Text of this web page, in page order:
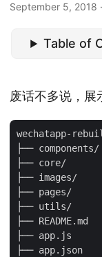
September 5, 2018
Table of
废话不多说，展
wechatapp-
├── components/
├── core/
├── images/
├── pages/
├── utils/
├── README.md
├── app.js
├── app.json